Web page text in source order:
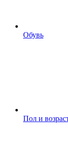
Обувь
Пол и